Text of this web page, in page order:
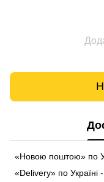
«Новою поштою» по
«Delivery» по Україні